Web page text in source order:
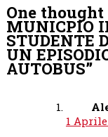
One thought
MUNICPIO
STUDENTE
UN
AUTOBUS”
1 Aprile